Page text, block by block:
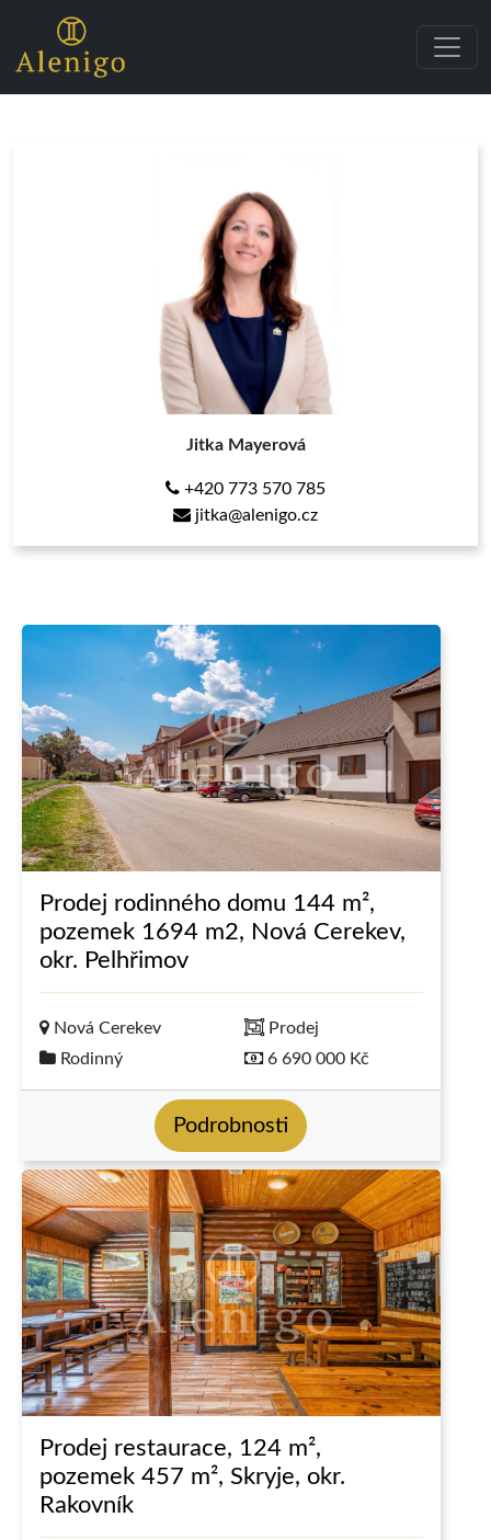
Jitka Mayerová
+420 773 570 785
jitka@alenigo.cz
Prodej rodinného domu 144 m²,
pozemek 1694 m2, Nová Cerekev,
okr. Pelhřimov
Nová Cerekev
Prodej
Rodinný
6 690 000 Kč
Podrobnosti
Prodej restaurace, 124 m²,
pozemek 457 m², Skryje, okr.
Rakovník